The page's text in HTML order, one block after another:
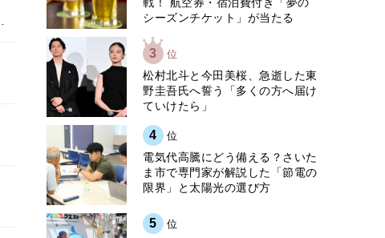
シーズンチケット」が当たる
3 位
松村北斗と今田美桜、急逝した東
野圭吾氏へ誓う「多くの方へ届け
ていけたら」
4 位
電気代高騰にどう備える？さいた
ま市で専門家が解説した「節電の
限界」と太陽光の選び方
5 位